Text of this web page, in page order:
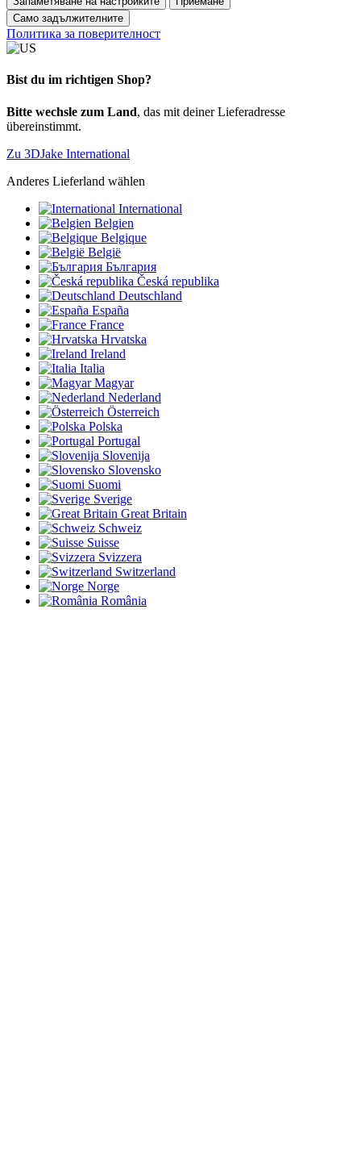
Само задължителните
Политика за поверителност
Bist du im richtigen Shop?
Bitte wechsle zum Land, das mit deiner Lieferadresse
übereinstimmt.
Zu 3DJake International
Anderes Lieferland wählen
International
Belgien
Belgique
België
България
Česká republika
Deutschland
España
France
Hrvatska
Ireland
Italia
Magyar
Nederland
Österreich
Polska
Portugal
Slovenija
Slovensko
Suomi
Sverige
Great Britain
Schweiz
Suisse
Svizzera
Switzerland
Norge
România